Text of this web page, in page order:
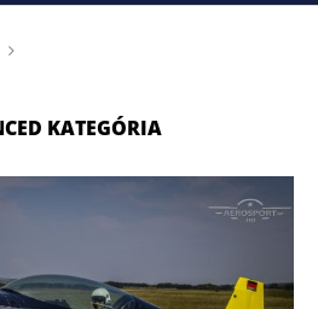
KATEGÓRIA